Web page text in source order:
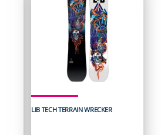
LIB TECH TERRAIN WRECKER